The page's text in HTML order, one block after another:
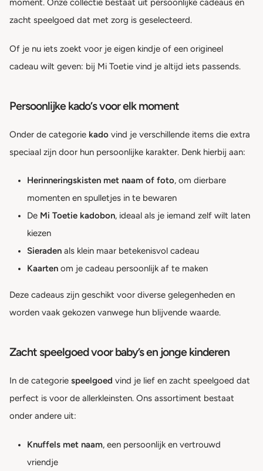
moment. Onze collectie bestaat uit persoonlijke cadeaus en
zacht speelgoed dat met zorg is geselecteerd.
Of je nu iets zoekt voor je eigen kindje of een origineel
cadeau wilt geven: bij Mi Toetie vind je altijd iets passends.
Persoonlijke kado’s voor elk moment
Onder de categorie kado vind je verschillende items die extra
speciaal zijn door hun persoonlijke karakter. Denk hierbij aan:
Herinneringskisten met naam of foto, om dierbare
momenten en spulletjes in te bewaren
De Mi Toetie kadobon, ideaal als je iemand zelf wilt laten
kiezen
Sieradenals klein maar betekenisvol cadeau
Kaartenom je cadeau persoonlijk af te maken
Deze cadeaus zijn geschikt voor diverse gelegenheden en
worden vaak gekozen vanwege hun blijvende waarde.
Zacht speelgoed voor baby’s en jonge kinderen
In de categorie speelgoed vind je lief en zacht speelgoed dat
perfect is voor de allerkleinsten. Ons assortiment bestaat
onder andere uit:
Knuffels met naam, een persoonlijk en vertrouwd
vriendje